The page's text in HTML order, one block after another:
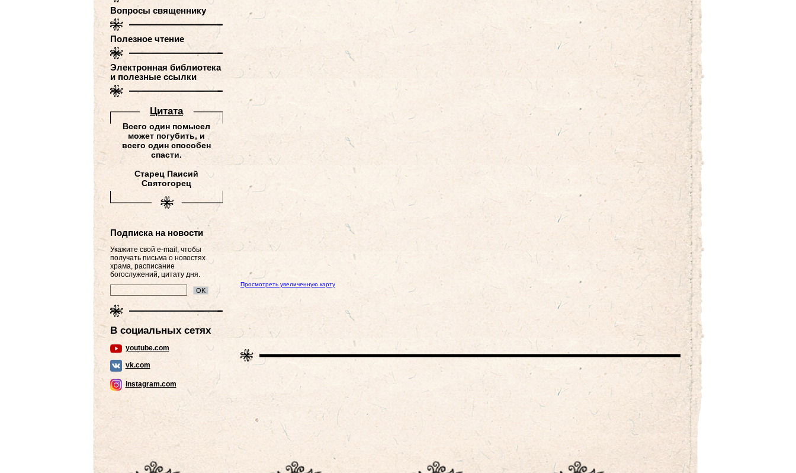
Вопросы священнику
Полезное чтение
Электронная библиотека
и полезные ссылки
Цитатa
Всего один помысел
может погубить, и
всего один способен
спасти.
Старец Паисий
Святогорец
Подписка на новости
Укажите свой e-mail, чтобы
получать письма о новостях
храма, расписание
богослужений, цитату дня.
В социальных сетях
youtube.com
vk.com
instagram.com
Просмотреть увеличенную карту